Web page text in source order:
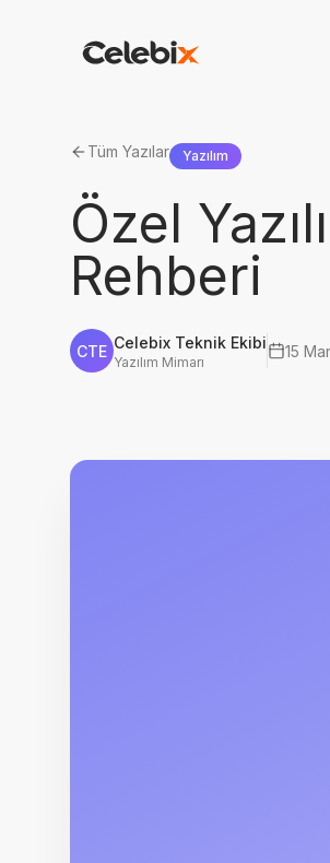
Tüm Yazılar Yazılım
Özel
Rehberi
CTE Celebix Teknik Ekibi
Yazılım Mimarı
15